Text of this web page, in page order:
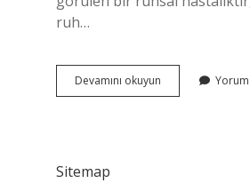
ruh…
Devamını okuyun
Nedir
Yorum
Sitemap